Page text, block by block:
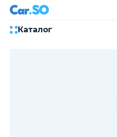
Каталог